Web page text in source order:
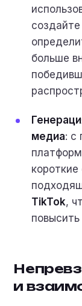
больше
медиа: с
TikTok,
повысить
и